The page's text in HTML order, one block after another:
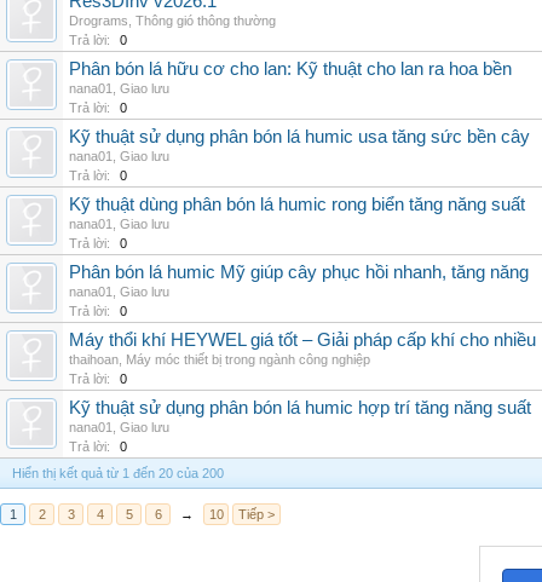
Drograms Thông gió thông thường
Trả lời:
0
Phân bón lá hữu cơ cho lan: Kỹ thuật cho lan ra hoa bền
nana01
Giao lưu
Trả lời:
0
Kỹ thuật sử dụng phân bón lá humic usa tăng sức bền cây
nana01
Giao lưu
Trả lời:
0
Kỹ thuật dùng phân bón lá humic rong biển tăng năng suất
nana01
Giao lưu
Trả lời:
0
Phân bón lá humic Mỹ giúp cây phục hồi nhanh, tăng năng
nana01
Giao lưu
Trả lời:
0
Máy thổi khí HEYWEL giá tốt – Giải pháp cấp khí cho
thaihoan Máy móc thiết bị trong ngành công nghiệp
Trả lời:
0
Kỹ thuật sử dụng phân bón lá humic hợp trí tăng năng suất
nana01
Giao lưu
Trả lời:
0
Hiển thị kết quả từ 1 đến 20 của 200
1 2 3 4 5 6 → 10 Tiếp >